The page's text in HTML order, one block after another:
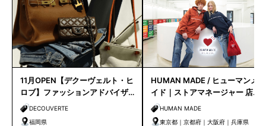
11月OPEN【デクーヴェルト・ヒ
ロブ】ファッションアドバイザ
ー｜天神店
DECOUVERTE
福岡県
HUMAN MADE / ヒューマンメ
イド｜ストアマネージャー 店長
候補HUMAN MADE
東京都｜京都府｜大阪府｜兵庫県